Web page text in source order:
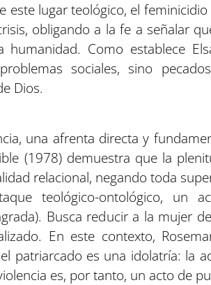
este lugar teológico, el
obligando a la fe a señalar
Como establece
sociales, sino
Dios.
una afrenta directa y
(1978) demuestra que la
relacional, negando toda
teológico-ontológico, un
Busca reducir a la mujer
En este contexto,
patriarcado es una idolatría: la
es, por tanto, un acto de